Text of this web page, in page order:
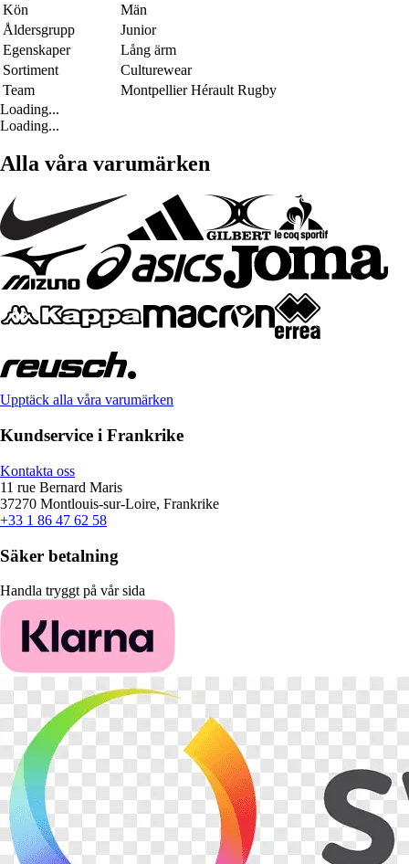
Kön
Män
Åldersgrupp
Junior
Egenskaper
Lång ärm
Sortiment
Culturewear
Team
Montpellier Hérault Rugby
Loading...
Loading...
Alla våra varumärken
Upptäck alla våra varumärken
Kundservice i Frankrike
Kontakta oss
11 rue Bernard Maris
37270 Montlouis-sur-Loire, Frankrike
+33 1 86 47 62 58
Säker betalning
Handla tryggt på vår sida